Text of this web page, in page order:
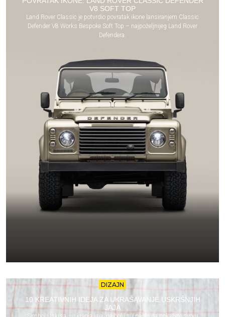
V8 SOFT TOP
Land Rover Classic je potvrdio povratak ikone lansiranjem Classic
Defender V8 Works Bespoke Soft Top – najpoželjnijeg Land Rover
Defendera.
DIZAJN
10 KREATIVNIH IDEJA ZA UKRAŠAVANJE USKRŠNJIH
JAJA